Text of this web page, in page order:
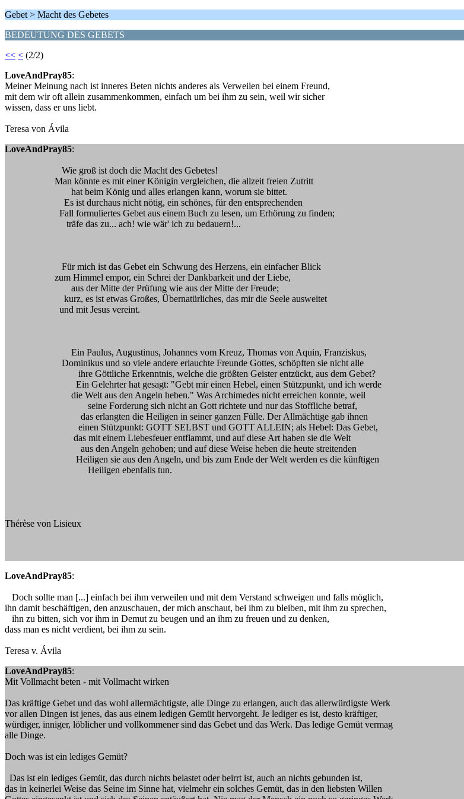
Gebet > Macht des Gebetes
BEDEUTUNG DES GEBETS
<< < (2/2)
LoveAndPray85:
Meiner Meinung nach ist inneres Beten nichts anderes als Verweilen bei einem Freund,
mit dem wir oft allein zusammenkommen, einfach um bei ihm zu sein, weil wir sicher
wissen, dass er uns liebt.
Teresa von Ávila
LoveAndPray85:
Wie groß ist doch die Macht des Gebetes!
Man könnte es mit einer Königin vergleichen, die allzeit freien Zutritt
hat beim König und alles erlangen kann, worum sie bittet.
Es ist durchaus nicht nötig, ein schönes, für den entsprechenden
Fall formuliertes Gebet aus einem Buch zu lesen, um Erhörung zu finden;
träfe das zu... ach! wie wär' ich zu bedauern!...
Für mich ist das Gebet ein Schwung des Herzens, ein einfacher Blick
zum Himmel empor, ein Schrei der Dankbarkeit und der Liebe,
aus der Mitte der Prüfung wie aus der Mitte der Freude;
kurz, es ist etwas Großes, Übernatürliches, das mir die Seele ausweitet
und mit Jesus vereint.
Ein Paulus, Augustinus, Johannes vom Kreuz, Thomas von Aquin, Franziskus,
Dominikus und so viele andere erlauchte Freunde Gottes, schöpften sie nicht alle
ihre Göttliche Erkenntnis, welche die größten Geister entzückt, aus dem Gebet?
Ein Gelehrter hat gesagt: "Gebt mir einen Hebel, einen Stützpunkt, und ich werde
die Welt aus den Angeln heben." Was Archimedes nicht erreichen konnte, weil
seine Forderung sich nicht an Gott richtete und nur das Stoffliche betraf,
das erlangten die Heiligen in seiner ganzen Fülle. Der Allmächtige gab ihnen
einen Stützpunkt: GOTT SELBST und GOTT ALLEIN; als Hebel: Das Gebet,
das mit einem Liebesfeuer entflammt, und auf diese Art haben sie die Welt
aus den Angeln gehoben; und auf diese Weise heben die heute streitenden
Heiligen sie aus den Angeln, und bis zum Ende der Welt werden es die künftigen
Heiligen ebenfalls tun.
Thérèse von Lisieux
LoveAndPray85:
Doch sollte man [...] einfach bei ihm verweilen und mit dem Verstand schweigen und falls möglich,
ihn damit beschäftigen, den anzuschauen, der mich anschaut, bei ihm zu bleiben, mit ihm zu sprechen,
ihn zu bitten, sich vor ihm in Demut zu beugen und an ihm zu freuen und zu denken,
dass man es nicht verdient, bei ihm zu sein.
Teresa v. Ávila
LoveAndPray85:
Mit Vollmacht beten - mit Vollmacht wirken
Das kräftige Gebet und das wohl allermächtigste, alle Dinge zu erlangen, auch das allerwürdigste Werk
vor allen Dingen ist jenes, das aus einem ledigen Gemüt hervorgeht. Je lediger es ist, desto kräftiger,
würdiger, inniger, löblicher und vollkommener sind das Gebet und das Werk. Das ledige Gemüt vermag
alle Dinge.
Doch was ist ein lediges Gemüt?
Das ist ein lediges Gemüt, das durch nichts belastet oder beirrt ist, auch an nichts gebunden ist,
das in keinerlei Weise das Seine im Sinne hat, vielmehr ein solches Gemüt, das in den liebsten Willen